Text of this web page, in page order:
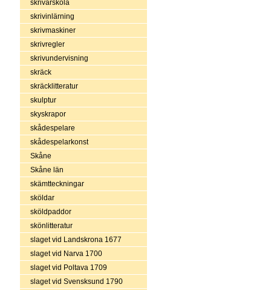
skrivarskola
skrivinlärning
skrivmaskiner
skrivregler
skrivundervisning
skräck
skräcklitteratur
skulptur
skyskrapor
skådespelare
skådespelarkonst
Skåne
Skåne län
skämtteckningar
sköldar
sköldpaddor
skönlitteratur
slaget vid Landskrona 1677
slaget vid Narva 1700
slaget vid Poltava 1709
slaget vid Svensksund 1790